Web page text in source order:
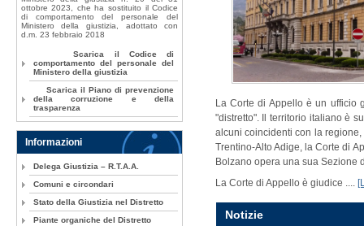
La Corte di Appello è un ufficio
"distretto". Il territorio italiano è
alcuni coincidenti con la
Trentino-Alto Adige, la Corte di
Bolzano opera una sua Sezione
La Corte di Appello è giudice ....
Notizie
ottobre 2023, che ha sostituito il Codice
di comportamento del personale del
Ministero della giustizia, adottato con
d.m. 23 febbraio 2018
Scarica il Codice di
comportamento del personale del
Ministero della giustizia
Scarica il Piano di prevenzione
della corruzione e della
trasparenza
Informazioni
Delega Giustizia – R.T.A.A.
Comuni e circondari
Stato della Giustizia nel Distretto
Piante organiche del Distretto